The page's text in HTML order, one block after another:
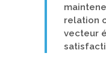
relation
vecteur